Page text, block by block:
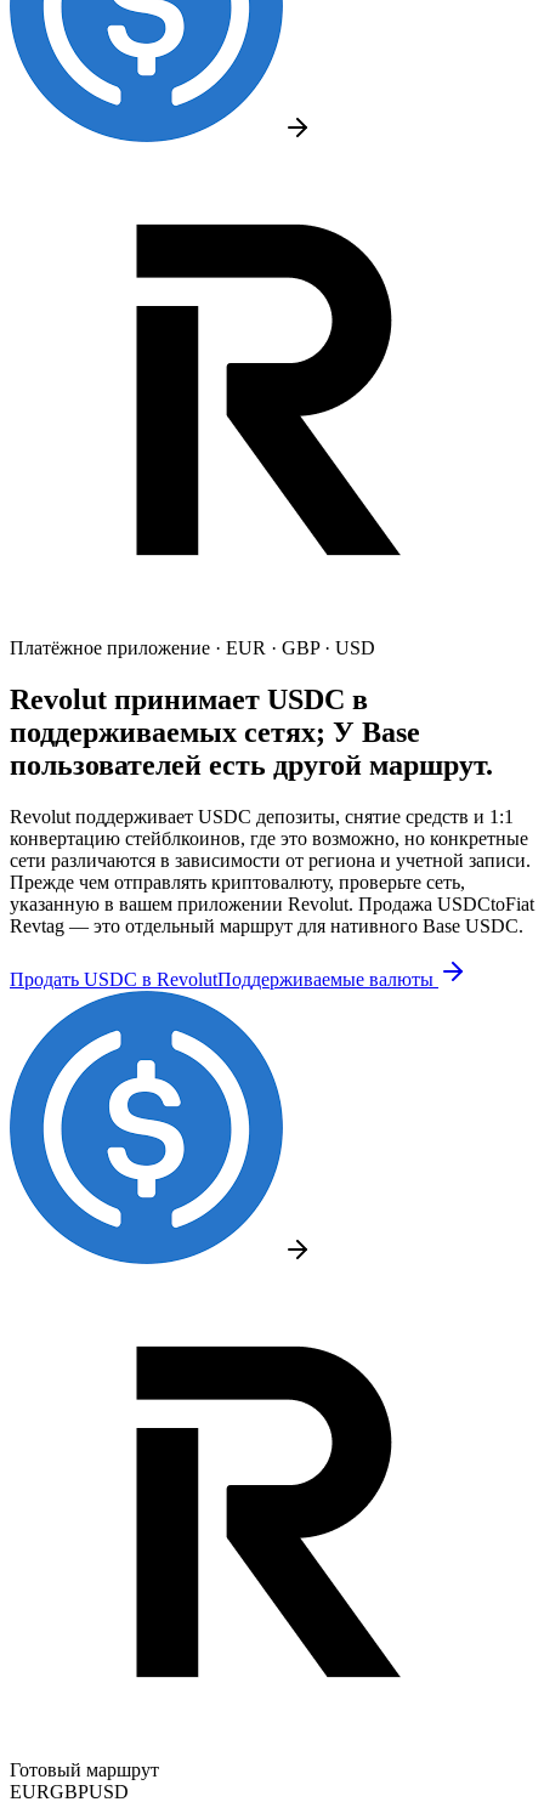
Платёжное приложение · EUR · GBP · USD
Revolut принимает USDC в
поддерживаемых сетях; У Base
пользователей есть другой маршрут.
Revolut поддерживает USDC депозиты, снятие средств и 1:1
конвертацию стейблкоинов, где это возможно, но конкретные
сети различаются в зависимости от региона и учетной записи.
Прежде чем отправлять криптовалюту, проверьте сеть,
указанную в вашем приложении Revolut. Продажа USDCtoFiat
Revtag — это отдельный маршрут для нативного Base USDC.
Продать USDC в RevolutПоддерживаемые валюты
Готовый маршрут
EURGBPUSD